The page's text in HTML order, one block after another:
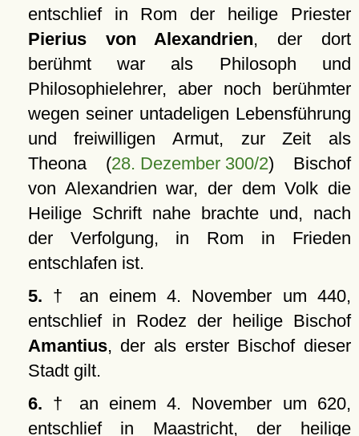
entschlief in Rom der heilige Priester
Pierius von Alexandrien, der dort
berühmt war als Philosoph und
Philosophielehrer, aber noch berühmter
wegen seiner untadeligen Lebensführung
und freiwilligen Armut, zur Zeit als
Theona (28. Dezember 300/2) Bischof
von Alexandrien war, der dem Volk die
Heilige Schrift nahe brachte und, nach
der Verfolgung, in Rom in Frieden
entschlafen ist.
5. † an einem 4. November um 440,
entschlief in Rodez der heilige Bischof
Amantius, der als erster Bischof dieser
Stadt gilt.
6. † an einem 4. November um 620,
entschlief in Maastricht, der heilige